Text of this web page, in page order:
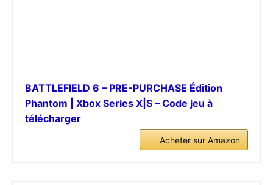
BATTLEFIELD 6 – PRE-PURCHASE Édition
Phantom | Xbox Series X|S – Code jeu à
télécharger
Acheter sur Amazon